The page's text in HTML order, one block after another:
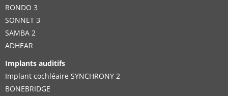
RONDO 3
SONNET 3
SAMBA 2
ADHEAR
Implants auditifs
Implant cochléaire SYNCHRONY 2
BONEBRIDGE